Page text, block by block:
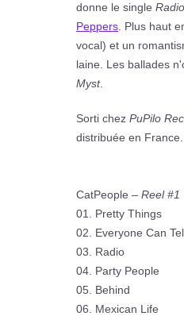
donne le single Radio
Peppers . Plus haut
vocal) et un
laine. Les ballades
Myst.
Sorti chez PuPilo
distribuée en France.
CatPeople – Reel #1
01. Pretty Things
02. Everyone Can
03. Radio
04. Party People
05. Behind
06. Mexican Life